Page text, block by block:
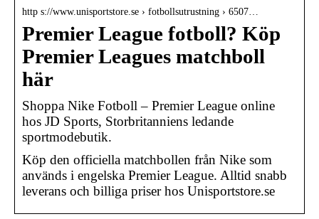
http s://www.unisportstore.se › fotbollsutrustning › 6507…
Premier League fotboll? Köp
Premier Leagues matchboll
här
Shoppa Nike Fotboll – Premier League online
hos JD Sports, Storbritanniens ledande
sportmodebutik.
Köp den officiella matchbollen från Nike som
används i engelska Premier League. Alltid snabb
leverans och billiga priser hos Unisportstore.se